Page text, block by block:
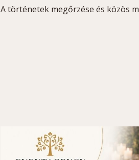
A történetek megőrzése és közös